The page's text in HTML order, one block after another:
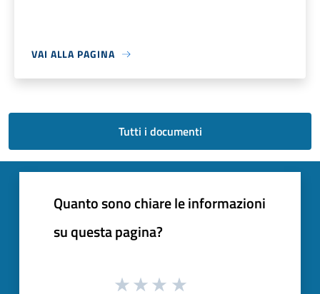
VAI ALLA PAGINA
Tutti i documenti
Quanto sono chiare le informazioni
su questa pagina?